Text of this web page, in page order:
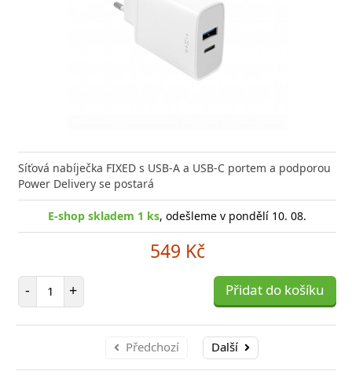
Síťová nabíječka FIXED s USB-A a USB-C portem a podporou
Power Delivery se postará
E-shop skladem 1 ks, odešleme v pondělí 10. 08.
549 Kč
- Počet položek
+ Přidat do košíku
Předchozí Další